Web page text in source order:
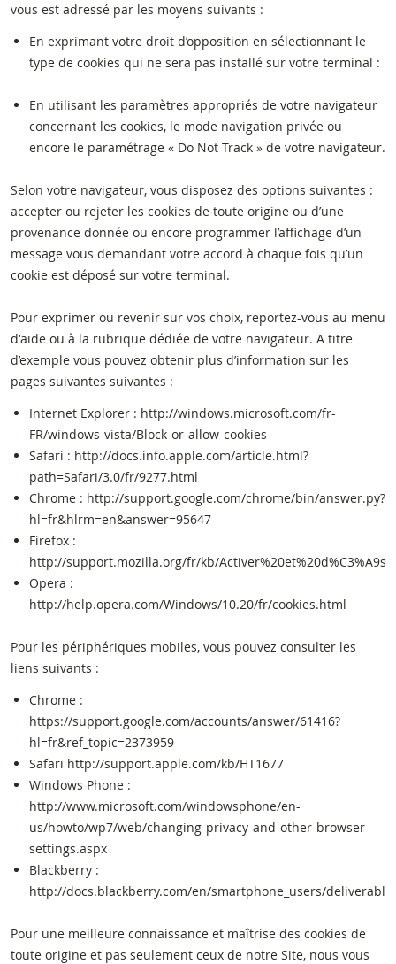
vous est adressé par les moyens suivants :
En exprimant votre droit d’opposition en sélectionnant le
type de cookies qui ne sera pas installé sur votre terminal :
En utilisant les paramètres appropriés de votre navigateur
concernant les cookies, le mode navigation privée ou
encore le paramétrage « Do Not Track » de votre navigateur.
Selon votre navigateur, vous disposez des options suivantes :
accepter ou rejeter les cookies de toute origine ou d’une
provenance donnée ou encore programmer l’affichage d’un
message vous demandant votre accord à chaque fois qu’un
cookie est déposé sur votre terminal.
Pour exprimer ou revenir sur vos choix, reportez-vous au menu
d'aide ou à la rubrique dédiée de votre navigateur. A titre
d’exemple vous pouvez obtenir plus d’information sur les
pages suivantes suivantes :
Internet Explorer : http://windows.microsoft.com/fr-
FR/windows-vista/Block-or-allow-cookies
Safari : http://docs.info.apple.com/article.html?
path=Safari/3.0/fr/9277.html
Chrome : http://support.google.com/chrome/bin/answer.py?
hl=fr&hlrm=en&answer=95647
Firefox :
http://support.mozilla.org/fr/kb/
Opera :
http://help.opera.com/Windows/10.20/fr/cookies.html
Pour les périphériques mobiles, vous pouvez consulter les
liens suivants :
Chrome :
https://support.google.com/accounts/answer/61416?
hl=fr&ref_topic=2373959
Safari http://support.apple.com/kb/HT1677
Windows Phone :
http://www.microsoft.com/windowsphone/en-
us/howto/wp7/web/changing-privacy-and-other-browser-
settings.aspx
Blackberry :
http://docs.blackberry.com/en/smartphone_users/
Pour une meilleure connaissance et maîtrise des cookies de
toute origine et pas seulement ceux de notre Site, nous vous